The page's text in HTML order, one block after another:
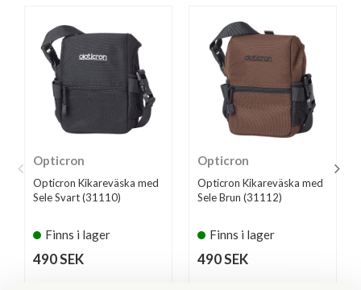
Opticron
Opticron Kikareväska med
Sele Svart (31110)
Finns i lager
490 SEK
Opticron
Opticron Kikareväska med
Sele Brun (31112)
Finns i lager
490 SEK